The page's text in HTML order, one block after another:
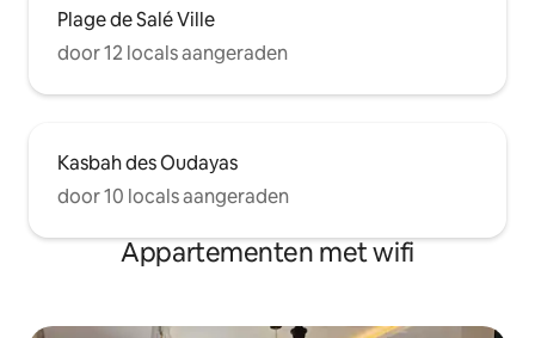
Plage de Salé Ville
door 12 locals aangeraden
Kasbah des Oudayas
door 10 locals aangeraden
Appartementen met wifi